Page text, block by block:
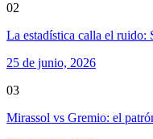
02
La estadística calla el ruido:
25 de junio, 2026
03
Mirassol vs Gremio: el